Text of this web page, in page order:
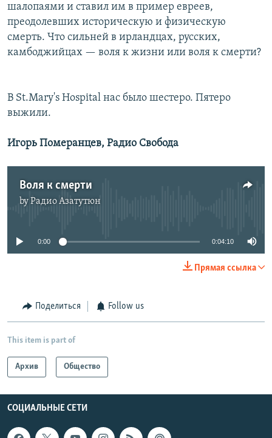
шалопаями и ставил им в пример евреев,
преодолевших историческую и физическую
смерть. Что сильней в ирландцах, русских,
камбоджийцах — воля к жизни или воля к смерти?
В St.Mary's Hospital нас было шестеро. Пятеро
выжили.
Игорь Померанцев, Радио Свобода
Воля к смерти
byРадио Азатутюн
No media source currently available
0:00 0:04:10
Прямая ссылка
Поделиться Follow us
This item is part of
Архив Общество
СОЦИАЛЬНЫЕ СЕТИ